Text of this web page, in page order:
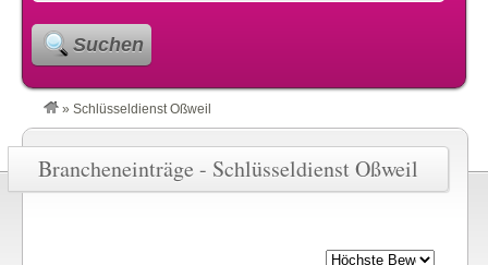
Suchen
» Schlüsseldienst Oßweil
Brancheneinträge - Schlüsseldienst Oßweil